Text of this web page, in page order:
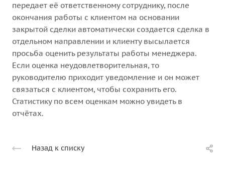
передает её ответственному сотруднику, после
окончания работы с клиентом на основании
закрытой сделки автоматически создается сделка в
отдельном направлении и клиенту высылается
просьба оценить результаты работы менеджера.
Если оценка неудовлетворительная, то
руководителю приходит уведомление и он может
связаться с клиентом, чтобы сохранить его.
Статистику по всем оценкам можно увидеть в
отчётах.
Назад к списку